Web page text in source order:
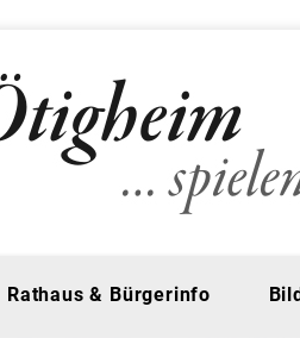
Rathaus & Bürgerinfo